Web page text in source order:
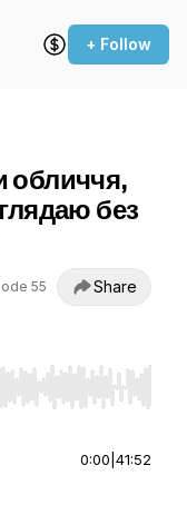
+ Follow
обличчя,
без
55 Share
End to jump to
0:00 41:52